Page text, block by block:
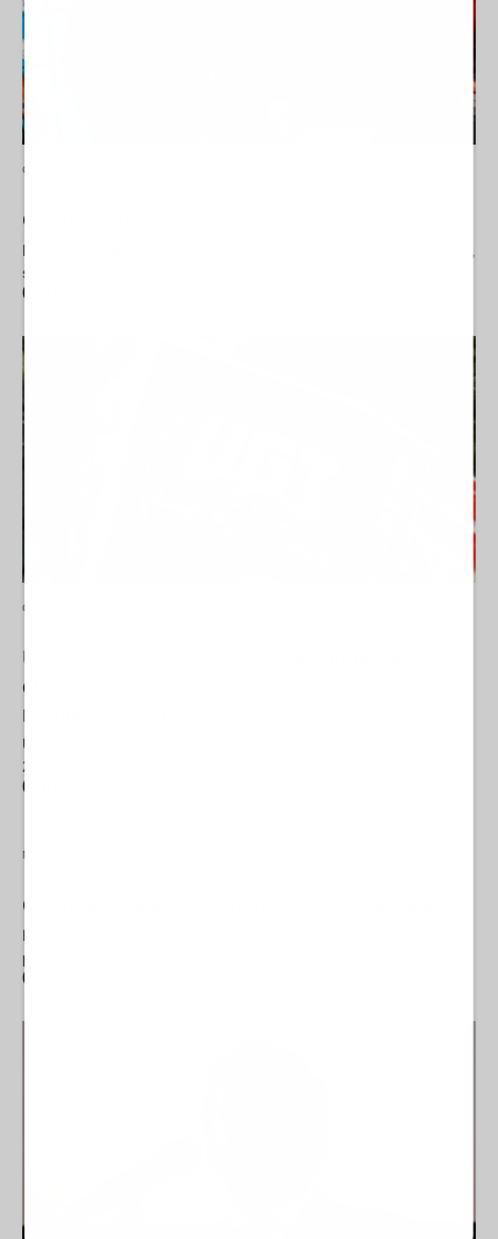
CARTA AL DIRECTOR
Ceuta es mucha Ceuta
Hoy quiero hablar desde el corazón. Como caballa, como española y,
sobre todo, como alguien…
08/08/2026
OPINIÓN
UGT se suma a la concentración de las
cuatro culturas: "Ceuta necesita unidad,
respuestas y más recursos"
UGT Ceuta participará este próximo domingo, 9 de agosto, a las
20.00 horas, en la…
07/08/2026
NOTICIAS
Ceuta invadida, sus médicos sobrepasados
por Covid,…
07/08/2026